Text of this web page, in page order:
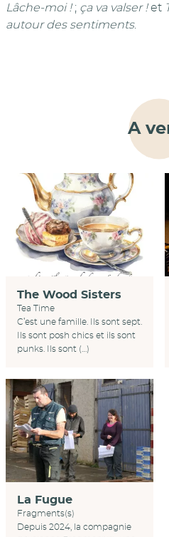
Lâche-moi !; ça va valser !et
autour des sentiments.
A
The Wood Sisters
Tea Time
C’est une famille. Ils sont sept.
Ils sont posh chics et ils sont
punks. Ils sont (…)
La Fugue
Fragments(s)
Depuis 2024, la compagnie